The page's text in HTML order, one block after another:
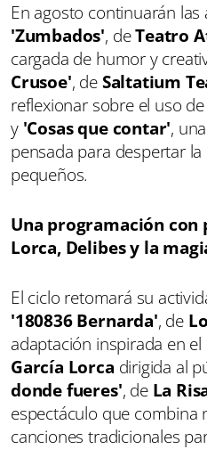
En agosto continuarán las
'Zumbados', deTeatro
cargada de humor y
Crusoe', deSaltatium
reflexionar sobre el uso
y 'Cosas que contar',
pensada para despertar
pequeños.
Una programación
Lorca, Delibes y la
El ciclo retomará su
'180836 Bernarda', de
adaptación inspirada en
García Lorca dirigida al
donde fueres', de La
espectáculo que combina
canciones tradicionales